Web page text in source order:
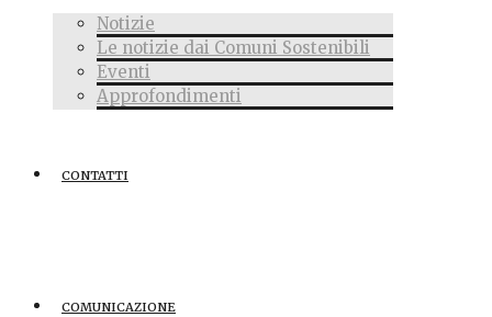
Notizie
Le notizie dai Comuni Sostenibili
Eventi
Approfondimenti
CONTATTI
COMUNICAZIONE